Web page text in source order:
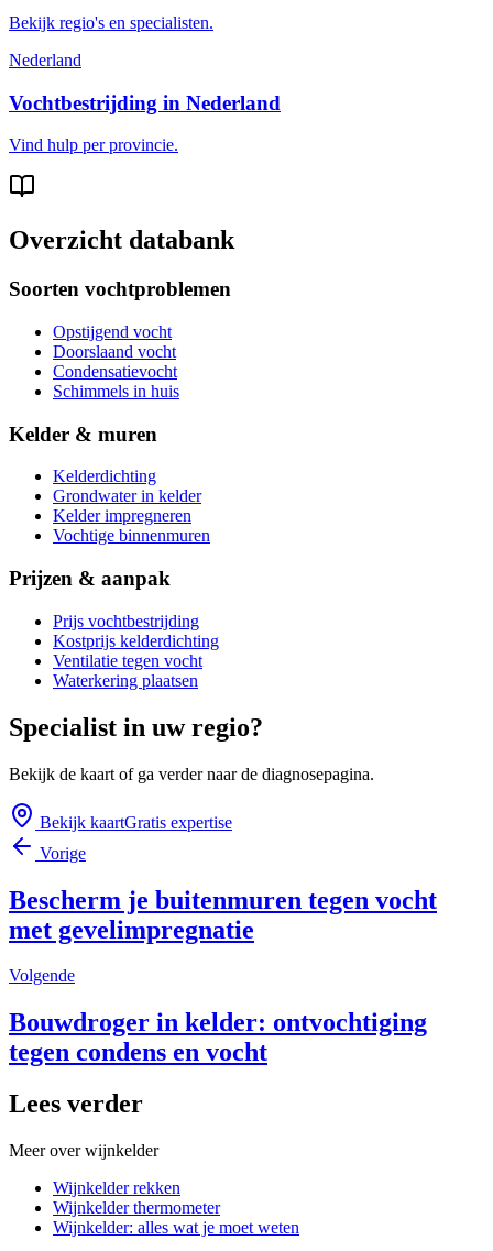
Bekijk regio's en specialisten.
Nederland
Vochtbestrijding in Nederland
Vind hulp per provincie.
Overzicht databank
Soorten vochtproblemen
Opstijgend vocht
Doorslaand vocht
Condensatievocht
Schimmels in huis
Kelder & muren
Kelderdichting
Grondwater in kelder
Kelder impregneren
Vochtige binnenmuren
Prijzen & aanpak
Prijs vochtbestrijding
Kostprijs kelderdichting
Ventilatie tegen vocht
Waterkering plaatsen
Specialist in uw regio?
Bekijk de kaart of ga verder naar de diagnosepagina.
Bekijk kaartGratis expertise
Vorige
Bescherm je buitenmuren tegen vocht
met gevelimpregnatie
Volgende
Bouwdroger in kelder: ontvochtiging
tegen condens en vocht
Lees verder
Meer overwijnkelder
Wijnkelder rekken
Wijnkelder thermometer
Wijnkelder: alles wat je moet weten